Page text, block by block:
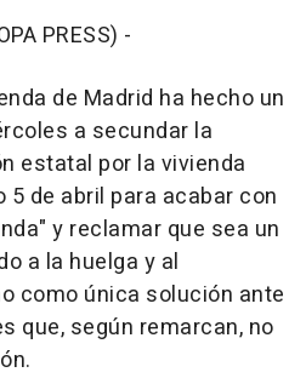
PRESS) -
de Madrid ha hecho un
a secundar la
estatal por la vivienda
de abril para acabar con
y reclamar que sea un
a la huelga y al
como única solución ante
que, según remarcan, no